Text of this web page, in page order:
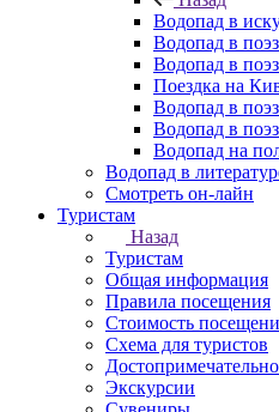
Водопад в
Водопад в
Водопад в
Поездка на
Водопад в
Водопад в
Водопад на
Водопад в
Смотреть он-лайн
Туристам
Назад
Туристам
Общая информация
Правила посещения
Стоимость
Схема для туристов
Экскурсии